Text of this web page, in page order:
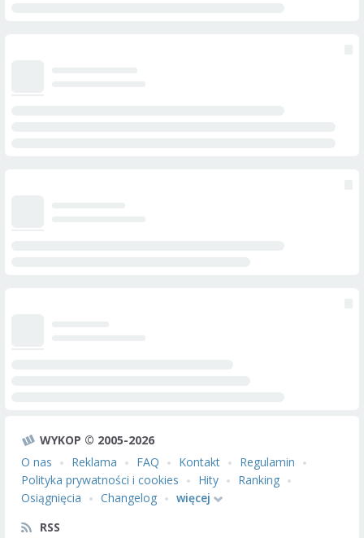
WYKOP © 2005-2026
O nas
Reklama FAQ Kontakt
Regulamin
Polityka prywatności i cookies
Hity
Ranking
Osiągnięcia
Changelog
więcej
RSS